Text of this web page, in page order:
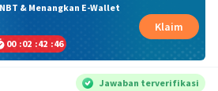
& Menangkan E-Wallet
00 :02 :42 :45
Klaim
Jawaban terverifikasi